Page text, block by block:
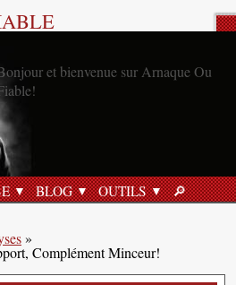
BLOG OUTILS 🔎︎
»
Complément Minceur!